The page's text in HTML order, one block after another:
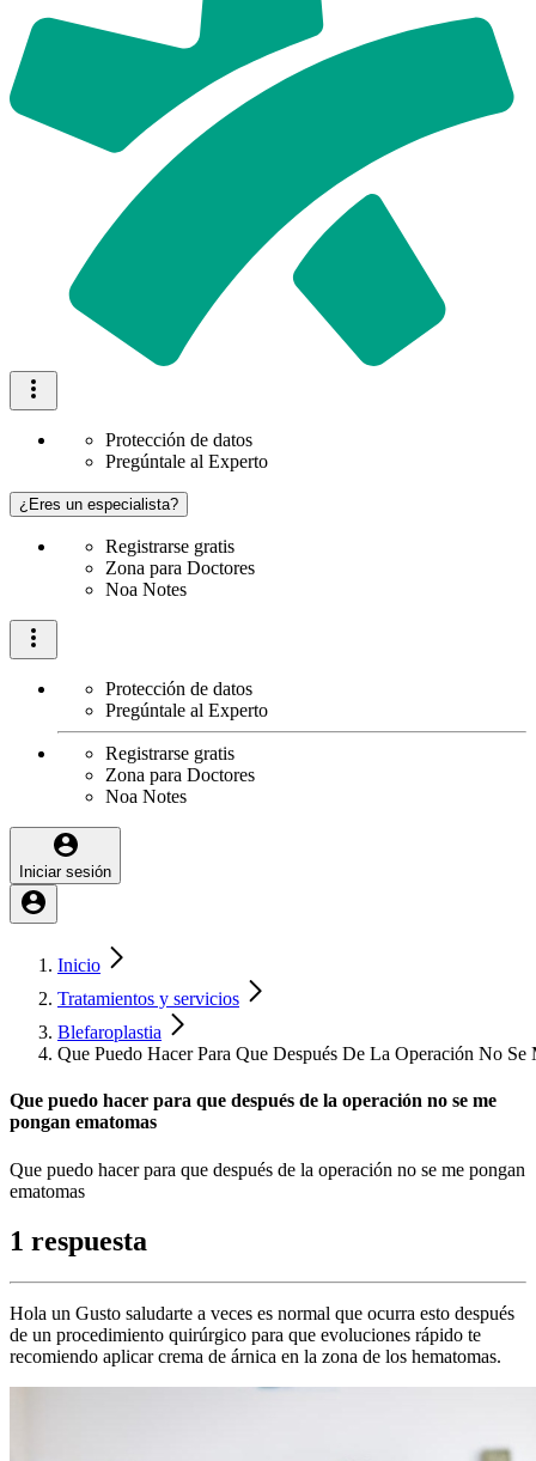
Protección de datos
Pregúntale al Experto
¿Eres un especialista?
Registrarse gratis
Zona para Doctores
Noa Notes
Protección de datos
Pregúntale al Experto
Registrarse gratis
Zona para Doctores
Noa Notes
Iniciar sesión
Inicio
Tratamientos y servicios
Blefaroplastia
Que Puedo Hacer Para Que Después De La Operación No Se
Que puedo hacer para que después de la operación no se me
pongan ematomas
Que puedo hacer para que después de la operación no se me pongan
ematomas
1 respuesta
Hola un Gusto saludarte a veces es normal que ocurra esto después
de un procedimiento quirúrgico para que evoluciones rápido te
recomiendo aplicar crema de árnica en la zona de los hematomas.